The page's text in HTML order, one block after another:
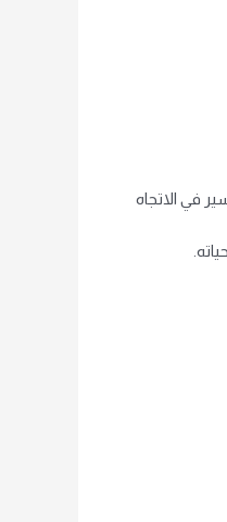
في الاتجاه